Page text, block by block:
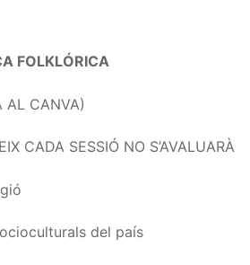
FOLKLÓRICA
AL CANVA)
CADA SESSIÓ NO S’AVALUARÀ
del país